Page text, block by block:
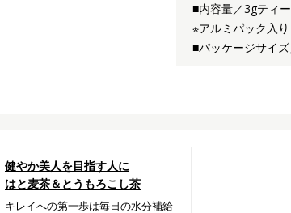
■内容量／3gティ
※アルミパック入り
■パッケージサイ
健やか美人を目指す人に
はと麦茶＆とうもろこし茶
キレイへの第一歩は毎日の水分補給